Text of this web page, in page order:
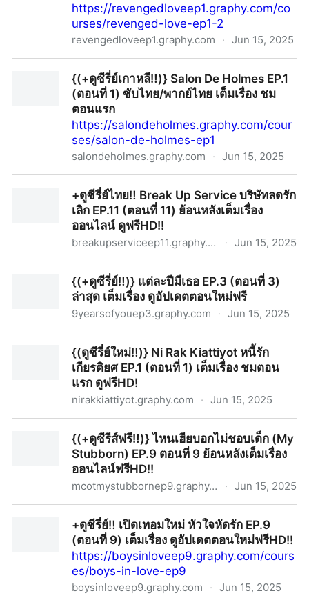
https://revengedloveep1.graphy.com/co
urses/revenged-love-ep1-2
revengedloveep1.graphy.com · Jun 15, 2025
(ตอนที่ 1-2) ซับไทย/พากย์ไทย เต็มเรื่อง ชมตอนแรกฟรี
{(+ดูซีรี่ย์เกาหลี‼️)} Salon De Holmes EP.1
(ตอนที่ 1) ซับไทย/พากย์ไทย เต็มเรื่อง ชม
ตอนแรก
https://salondeholmes.graphy.com/cour
ses/salon-de-holmes-ep1
salondeholmes.graphy.com · Jun 15, 2025
ไทย/พากย์ไทย เต็มเรื่อง ชมตอนแรก
+ดูซีรี่ย์ไทย‼️ Break Up Service บริษัทลดรัก
เลิก EP.11 (ตอนที่ 11) ย้อนหลังเต็มเรื่อง
ออนไลน์ ดูฟรีHD!!
breakupserviceep11.graphy.com · Jun 15, 2025
(ตอนที่ 11) ย้อนหลังเต็มเรื่องออนไลน์ ดูฟรีHD!!
{(+ดูซีรี่ย์‼️)} แต่ละปีมีเธอ EP.3 (ตอนที่ 3)
ล่าสุด เต็มเรื่อง ดูอัปเดตตอนใหม่ฟรี
9yearsofyouep3.graphy.com · Jun 15, 2025
{(+ดูซีรี่ย์‼️)} แต่ละปีมีเธอ EP.3 (ตอนที่ 3) ล่าสุด เต็มเรื่อง ดู
อัปเดตตอนใหม่ฟรี{(ดูซีรี่ย์ใหม่‼️)} Ni Rak Kiattiyot หนี้รัก
เกียรติยศ EP.1 (ตอนที่ 1) เต็มเรื่อง ชมตอน
แรก ดูฟรีHD!
nirakkiattiyot.graphy.com · Jun 15, 2025
ที่ 1) เต็มเรื่อง ชมตอนแรก ดูฟรีHD!
{(+ดูซีรีส์ฟรี‼️)} ไหนเฮียบอกไม่ชอบเด็ก (My
Stubborn) EP.9 ตอนที่ 9 ย้อนหลังเต็มเรื่อง
ออนไลน์ฟรีHD!!
mcotmystubbornep9.graphy.com · Jun 15, 2025
EP.9 ตอนที่ 9 ย้อนหลังเต็มเรื่องออนไลน์ฟรีHD!!
+ดูซีรี่ย์‼️ เปิดเทอมใหม่ หัวใจหัดรัก EP.9
(ตอนที่ 9) เต็มเรื่อง ดูอัปเดตตอนใหม่ฟรีHD!!
https://boysinloveep9.graphy.com/cours
es/boys-in-love-ep9
boysinloveep9.graphy.com · Jun 15, 2025